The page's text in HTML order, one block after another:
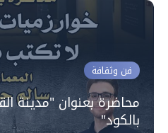
فن وثقافة
محاضرة بعنوان "مدينة
بالكود"